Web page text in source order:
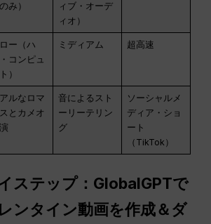
み）
ィブ・オーデ
ィオ）
ー（ハ
コンピュ
）
ミディアム 超高速
ルなロマ
とカメオ
音によるスト
ーリーテリン
グ
ソーシャルメ
ディア・ショ
ート
（TikTok）
ステップ：GlobalGPTで
ンタイン動画を作成＆ダ